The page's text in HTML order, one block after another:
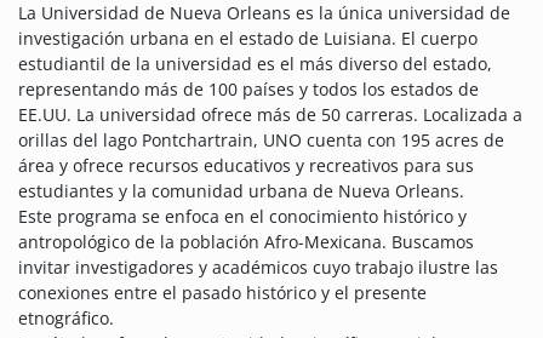
La Universidad de Nueva Orleans es la única universidad de
investigación urbana en el estado de Luisiana. El cuerpo
estudiantil de la universidad es el más diverso del estado,
representando más de 100 países y todos los estados de
EE.UU. La universidad ofrece más de 50 carreras. Localizada a
orillas del lago Pontchartrain, UNO cuenta con 195 acres de
área y ofrece recursos educativos y recreativos para sus
estudiantes y la comunidad urbana de Nueva Orleans.
Este programa se enfoca en el conocimiento histórico y
antropológico de la población Afro-Mexicana. Buscamos
invitar investigadores y académicos cuyo trabajo ilustre las
conexiones entre el pasado histórico y el presente
etnográfico.